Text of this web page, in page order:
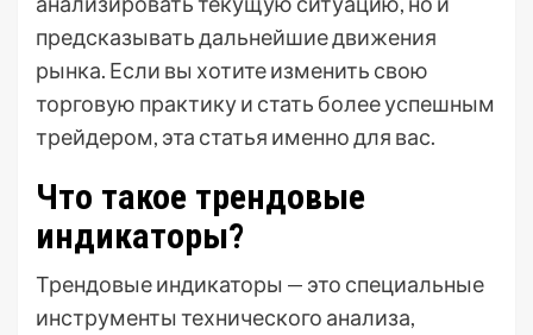
предсказывать дальнейшие движения
рынка. Если вы хотите изменить свою
торговую практику и стать более успешным
трейдером, эта статья именно для вас.
Что такое трендовые
индикаторы?
Трендовые индикаторы — это специальные
инструменты технического анализа,